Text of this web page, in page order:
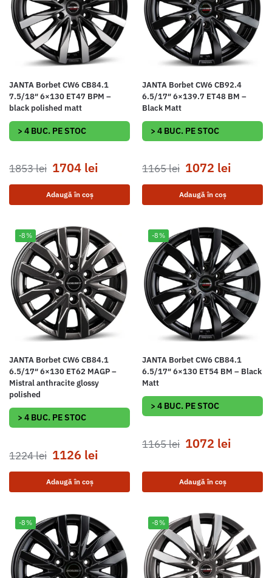
JANTA Borbet CW6 CB84.1
7.5/18″ 6×130 ET47 BPM –
black polished matt
> 4 BUC. PE STOC
1853lei 1704 lei
Adaugă în coș
JANTA Borbet CW6 CB92.4
6.5/17″ 6×139.7 ET48 BM –
Black Matt
> 4 BUC. PE STOC
1165lei 1072 lei
Adaugă în coș
-8%
JANTA Borbet CW6 CB84.1
6.5/17″ 6×130 ET62 MAGP –
Mistral anthracite glossy
polished
> 4 BUC. PE STOC
1224lei 1126 lei
Adaugă în coș
-8%
JANTA Borbet CW6 CB84.1
6.5/17″ 6×130 ET54 BM – Black
Matt
> 4 BUC. PE STOC
1165lei 1072 lei
Adaugă în coș
-8% -8%